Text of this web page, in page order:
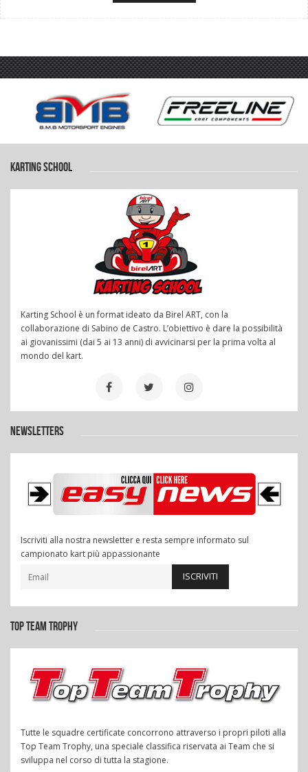
KARTING SCHOOL
Karting School è un format ideato da Birel ART, con la
collaborazione di Sabino de Castro. L’obiettivo è dare la possibilità
ai giovanissimi (dai 5 ai 13 anni) di avvicinarsi per la prima volta al
mondo del kart.
NEWSLETTERS
Iscriviti alla nostra newsletter e resta sempre informato sul
campionato kart più appassionante
ISCRIVITI
TOP TEAM TROPHY
Tutte le squadre certificate concorrono attraverso i propri piloti alla
Top Team Trophy, una speciale classifica riservata ai Team che si
sviluppa nel corso di tutta la stagione.